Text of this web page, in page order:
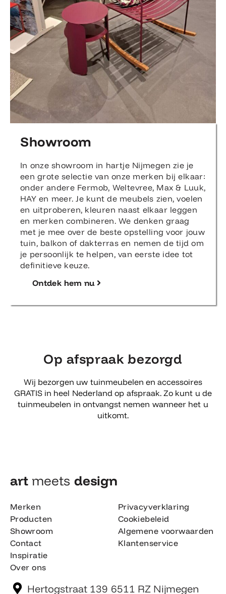
Showroom
In onze showroom in hartje Nijmegen zie je
een grote selectie van onze merken bij elkaar:
onder andere Fermob, Weltevree, Max & Luuk,
HAY en meer. Je kunt de meubels zien, voelen
en uitproberen, kleuren naast elkaar leggen
en merken combineren. We denken graag
met je mee over de beste opstelling voor jouw
tuin, balkon of dakterras en nemen de tijd om
je persoonlijk te helpen, van eerste idee tot
definitieve keuze.
Ontdek hem nu
Op afspraak bezorgd
Wij bezorgen uw tuinmeubelen en accessoires
GRATIS in heel Nederland op afspraak. Zo kunt u de
tuinmeubelen in ontvangst nemen wanneer het u
uitkomt.
art meets design​
Merken
Producten
Showroom
Contact
Inspiratie
Over ons
Privacyverklaring
Cookiebeleid
Algemene voorwaarden
Klantenservice
Hertogstraat 139 6511 RZ Nijmegen